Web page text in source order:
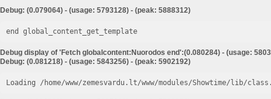
Debug: (0.079064) - (usage: 5793128) - (peak: 5888312)
end global_content_get_template
Debug display of 'Fetch globalcontent:Nuorodos end':(0.080284) - (usage:
Debug: (0.081218) - (usage: 5843256) - (peak: 5902192)
Loading /home/www/zemesvardu.lt/www/modules/Showtime/lib/